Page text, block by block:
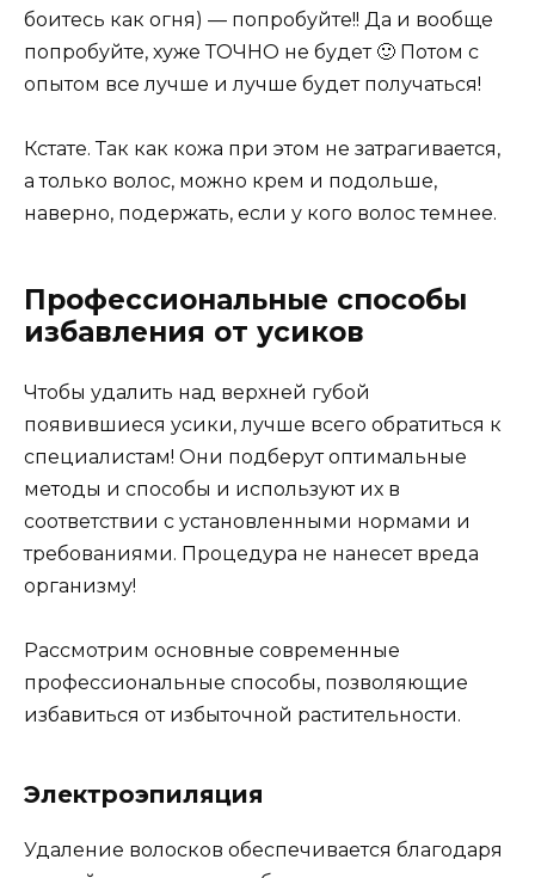
боитесь как огня) — попробуйте!! Да и вообще
попробуйте, хуже ТОЧНО не будет 🙂 Потом с
опытом все лучше и лучше будет получаться!
Кстате. Так как кожа при этом не затрагивается,
а только волос, можно крем и подольше,
наверно, подержать, если у кого волос темнее.
Профессиональные способы
избавления от усиков
Чтобы удалить над верхней губой
появившиеся усики, лучше всего обратиться к
специалистам! Они подберут оптимальные
методы и способы и используют их в
соответствии с установленными нормами и
требованиями. Процедура не нанесет вреда
организму!
Рассмотрим основные современные
профессиональные способы, позволяющие
избавиться от избыточной растительности.
Электроэпиляция
Удаление волосков обеспечивается благодаря